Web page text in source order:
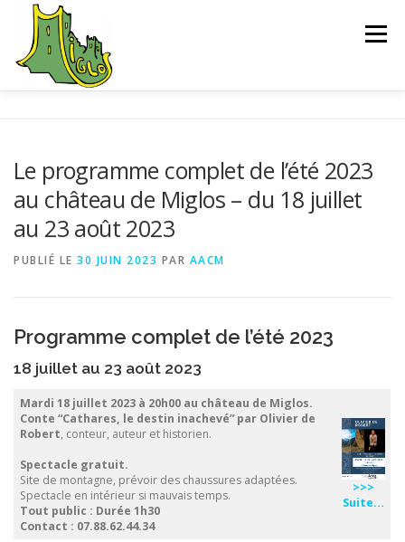
contenu
Menu
L’ASSOCIATION ACTUALITÉS CONTACT
CHEMIN D’INTERPRÉTATION
Le programme complet de l’été 2023
au château de Miglos – du 18 juillet
au 23 août 2023
PUBLIÉ LE 30 JUIN 2023 PAR AACM
Programme complet de l’été 2023
18 juillet au 23 août 2023
Mardi 18 juillet 2023 à 20h00 au château de Miglos.
Conte “Cathares, le destin inachevé” par Olivier de
Robert, conteur, auteur et historien.
Spectacle gratuit.
Site de montagne, prévoir des chaussures adaptées.
Spectacle en intérieur si mauvais temps.
Tout public : Durée 1h30
Contact : 07.88.62.44.34
>>>
Suite…